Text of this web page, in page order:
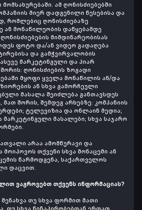
ამ ღონისძიებებში
მიერ დადგენილი წესებისა და
რომლებიც ღონისძიებაზე
ან მონაწილეობის დაწყებამდე
მიმდინარეობისას
ფოტო და/ან ვიდეო გადაღება
და გამჭვირვალობის
მარკეტინგული და პიარ
ღონისძიების ზოგადი
მყოფი ყველა მონაწილის ან/და
ან სხვა გამორჩეული
მასალა შეიძლება განთავსდეს
მათ შორის, შემდეგ არხებზე: კომპანიის
ტელევიზია და ონლაინ მედია;
მარკეტინგული მასალები; სხვა საჯარო
არაა ამომწურავი და
მოიპოვოს თქვენი სხვა მონაცემი ან
წარმოდგენა, საქართველოს
დაცვით.
ვაგროვებთ თქვენს ინფორმაციას?
თუ სხვა ფორმით მათი
თუ სხვა წინაპირობებთან ერთად,